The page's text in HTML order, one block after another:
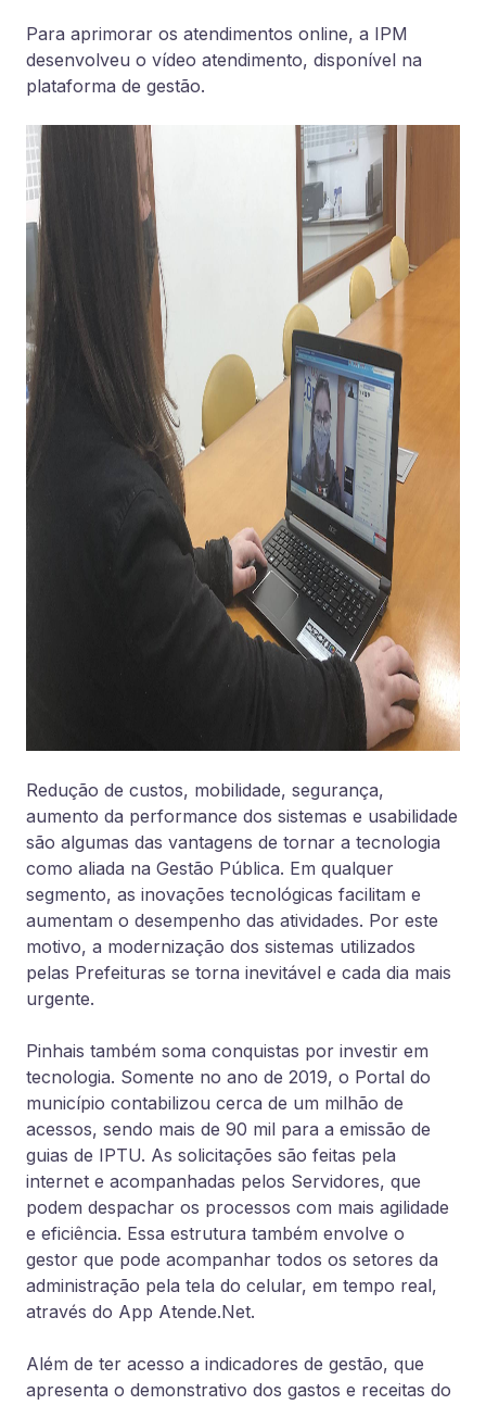
Para aprimorar os atendimentos online, a IPM
desenvolveu o vídeo atendimento, disponível na
plataforma de gestão.
Redução de custos, mobilidade, segurança,
aumento da performance dos sistemas e usabilidade
são algumas das vantagens de tornar a tecnologia
como aliada na Gestão Pública. Em qualquer
segmento, as inovações tecnológicas facilitam e
aumentam o desempenho das atividades. Por este
motivo, a modernização dos sistemas utilizados
pelas Prefeituras se torna inevitável e cada dia mais
urgente.
Pinhais também soma conquistas por investir em
tecnologia. Somente no ano de 2019, o Portal do
município contabilizou cerca de um milhão de
acessos, sendo mais de 90 mil para a emissão de
guias de IPTU. As solicitações são feitas pela
internet e acompanhadas pelos Servidores, que
podem despachar os processos com mais agilidade
e eficiência. Essa estrutura também envolve o
gestor que pode acompanhar todos os setores da
administração pela tela do celular, em tempo real,
através do App Atende.Net.
Além de ter acesso a indicadores de gestão, que
apresenta o demonstrativo dos gastos e receitas do